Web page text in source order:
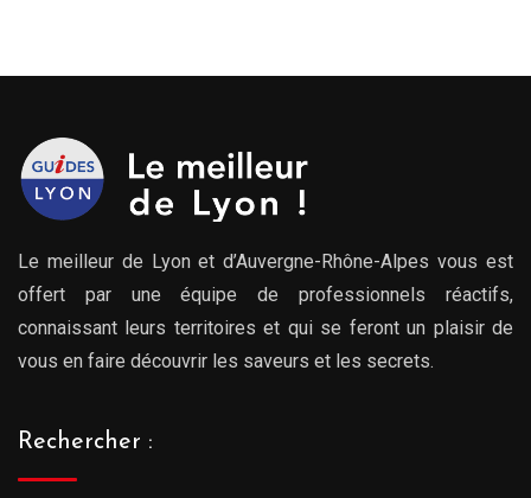
à
Le meilleur de Lyon et d’Auvergne-Rhône-Alpes vous est
offert par une équipe de professionnels réactifs,
connaissant leurs territoires et qui se feront un plaisir de
vous en faire découvrir les saveurs et les secrets.
Rechercher :